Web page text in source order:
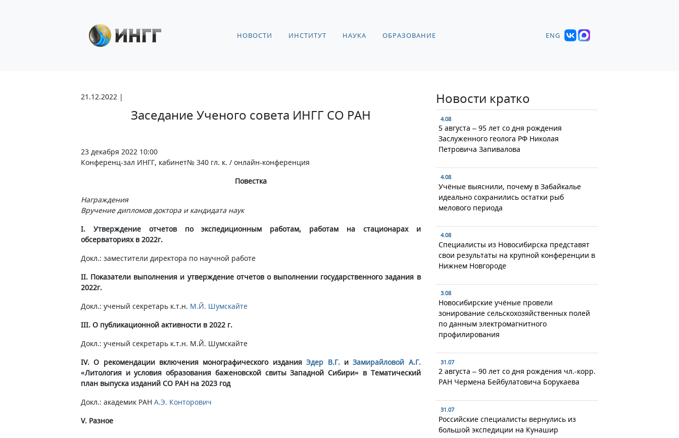
НОВОСТИ ИНСТИТУТ НАУКА ОБРАЗОВАНИЕ ENG
21.12.2022 |
Заседание Ученого совета ИНГГ СО РАН
23 декабря 2022 10:00
Конференц-зал ИНГГ, кабинет№ 340 гл. к. / онлайн-конференция
Повестка
Награждения
Вручение дипломов доктора и кандидата наук
I. Утверждение отчетов по экспедиционным работам, работам на стационарах и
обсерваториях в 2022г.
Докл.: заместители директора по научной работе
II. Показатели выполнения и утверждение отчетов о выполнении государственного задания в
2022г.
Докл.: ученый секретарь к.т.н. М.Й. Шумскайте
III. О публикационной активности в 2022 г.
Докл.: ученый секретарь к.т.н. М.Й. Шумскайте
IV. О рекомендации включения монографического изданияЭдер В.Г.иЗамирайловой А.Г.
«Литология и условия образования баженовской свиты Западной Сибири» в Тематический
план выпуска изданий СО РАН на 2023 год
Докл.: академик РАН А.Э. Конторович
V. Разное
Новости кратко
4.08
5 августа – 95 лет со дня рождения
Заслуженного геолога РФ Николая
Петровича Запивалова
4.08
Учёные выяснили, почему в Забайкалье
идеально сохранились остатки рыб
мелового периода
4.08
Специалисты из Новосибирска представят
свои результаты на крупной конференции в
Нижнем Новгороде
3.08
Новосибирские учёные провели
зонирование сельскохозяйственных полей
по данным электромагнитного
профилирования
31.07
2 августа – 90 лет со дня рождения чл.-корр.
РАН Чермена Бейбулатовича Борукаева
31.07
Российские специалисты вернулись из
большой экспедиции на Кунашир